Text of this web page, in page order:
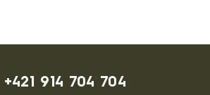
+421 914 704 704